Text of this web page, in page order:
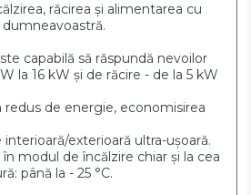
răcirea și alimentarea cu
capabilă să răspundă nevoilor
la 16 kW și de răcire - de la 5 kW
redus de energie, economisirea
exterioară ultra-uşoară.
în modul de încălzire chiar și la cea
până la - 25 °C.